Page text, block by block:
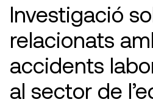
Investigació
relacionats
accidents
al sector de